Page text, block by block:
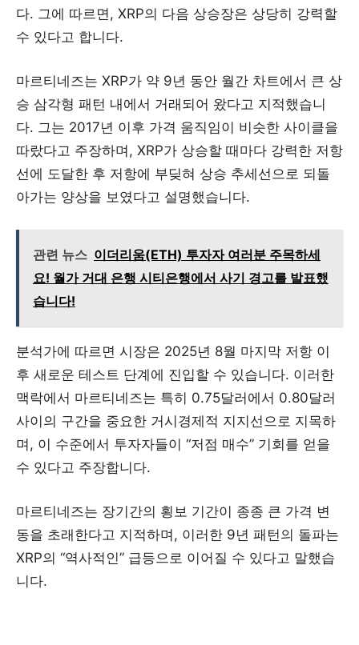
다. 그에 따르면, XRP의 다음 상승장은 상당히 강력할
수 있다고 합니다.
마르티네즈는 XRP가 약 9년 동안 월간 차트에서 큰 상
승 삼각형 패턴 내에서 거래되어 왔다고 지적했습니
다. 그는 2017년 이후 가격 움직임이 비슷한 사이클을
따랐다고 주장하며, XRP가 상승할 때마다 강력한 저항
선에 도달한 후 저항에 부딪혀 상승 추세선으로 되돌
아가는 양상을 보였다고 설명했습니다.
관련 뉴스 이더리움(ETH) 투자자 여러분 주목하세
요! 월가 거대 은행 시티은행에서 사기 경고를 발표했
습니다!
분석가에 따르면 시장은 2025년 8월 마지막 저항 이
후 새로운 테스트 단계에 진입할 수 있습니다. 이러한
맥락에서 마르티네즈는 특히 0.75달러에서 0.80달러
사이의 구간을 중요한 거시경제적 지지선으로 지목하
며, 이 수준에서 투자자들이 “저점 매수” 기회를 얻을
수 있다고 주장합니다.
마르티네즈는 장기간의 횡보 기간이 종종 큰 가격 변
동을 초래한다고 지적하며, 이러한 9년 패턴의 돌파는
XRP의 “역사적인” 급등으로 이어질 수 있다고 말했습
니다.